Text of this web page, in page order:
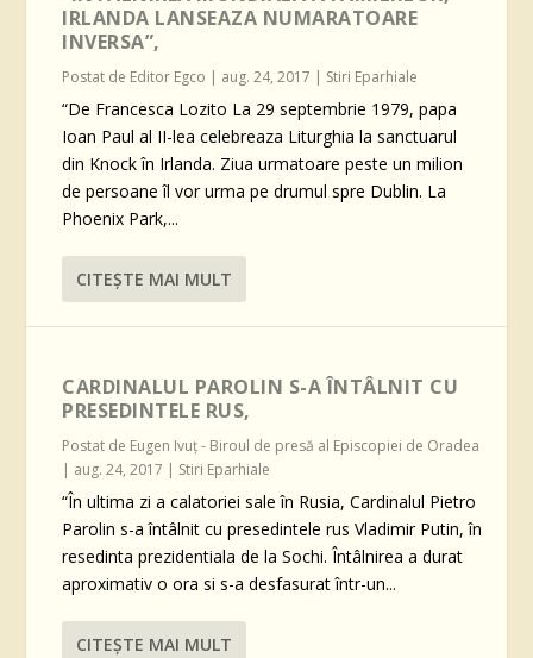
IRLANDA LANSEAZA NUMARATOARE
INVERSA”,
Postat de Editor Egco | aug. 24, 2017 | Stiri Eparhiale
“De Francesca Lozito La 29 septembrie 1979, papa
Ioan Paul al II-lea celebreaza Liturghia la sanctuarul
din Knock în Irlanda. Ziua urmatoare peste un milion
de persoane îl vor urma pe drumul spre Dublin. La
Phoenix Park,...
CITEŞTE MAI MULT
CARDINALUL PAROLIN S-A ÎNTÂLNIT CU
PRESEDINTELE RUS,
Postat de Eugen Ivuţ - Biroul de presă al Episcopiei de Oradea
| aug. 24, 2017 | Stiri Eparhiale
“În ultima zi a calatoriei sale în Rusia, Cardinalul Pietro
Parolin s-a întâlnit cu presedintele rus Vladimir Putin, în
resedinta prezidentiala de la Sochi. Întâlnirea a durat
aproximativ o ora si s-a desfasurat într-un...
CITEŞTE MAI MULT